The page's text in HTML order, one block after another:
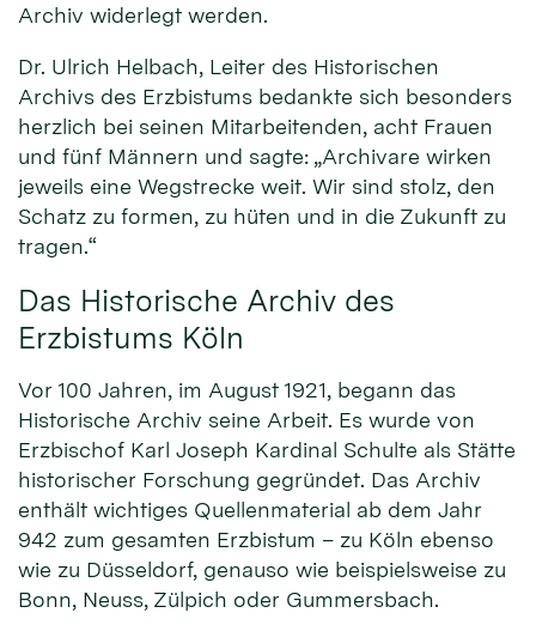
Archiv widerlegt werden.
Dr. Ulrich Helbach, Leiter des Historischen
Archivs des Erzbistums bedankte sich besonders
herzlich bei seinen Mitarbeitenden, acht Frauen
und fünf Männern und sagte: „Archivare wirken
jeweils eine Wegstrecke weit. Wir sind stolz, den
Schatz zu formen, zu hüten und in die Zukunft zu
tragen.“
Das Historische Archiv des
Erzbistums Köln
Vor 100 Jahren, im August 1921, begann das
Historische Archiv seine Arbeit. Es wurde von
Erzbischof Karl Joseph Kardinal Schulte als Stätte
historischer Forschung gegründet. Das Archiv
enthält wichtiges Quellenmaterial ab dem Jahr
942 zum gesamten Erzbistum – zu Köln ebenso
wie zu Düsseldorf, genauso wie beispielsweise zu
Bonn, Neuss, Zülpich oder Gummersbach.